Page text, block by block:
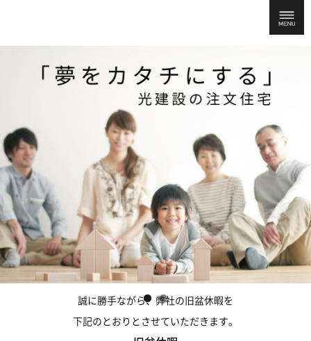
誠に勝手ながら、弊社の旧盆休暇を
下記のとおりとさせていただきます。